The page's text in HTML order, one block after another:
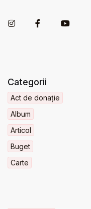
Categorii
Act de donație
Album
Articol
Buget
Carte